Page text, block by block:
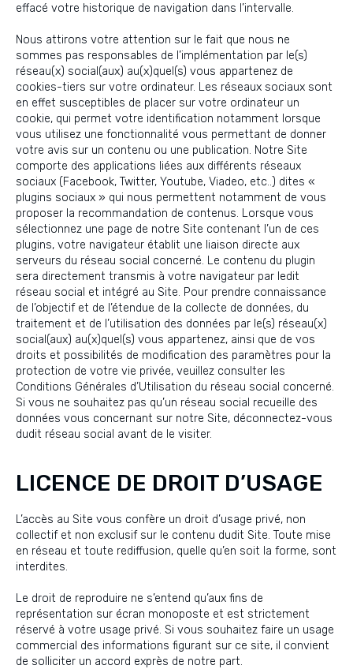
effacé votre historique de navigation dans l’intervalle.
Nous attirons votre attention sur le fait que nous ne
sommes pas responsables de l’implémentation par le(s)
réseau(x) social(aux) au(x)quel(s) vous appartenez de
cookies-tiers sur votre ordinateur. Les réseaux sociaux sont
en effet susceptibles de placer sur votre ordinateur un
cookie, qui permet votre identification notamment lorsque
vous utilisez une fonctionnalité vous permettant de donner
votre avis sur un contenu ou une publication. Notre Site
comporte des applications liées aux différents réseaux
sociaux (Facebook, Twitter, Youtube, Viadeo, etc..) dites «
plugins sociaux » qui nous permettent notamment de vous
proposer la recommandation de contenus. Lorsque vous
sélectionnez une page de notre Site contenant l’un de ces
plugins, votre navigateur établit une liaison directe aux
serveurs du réseau social concerné. Le contenu du plugin
sera directement transmis à votre navigateur par ledit
réseau social et intégré au Site. Pour prendre connaissance
de l’objectif et de l’étendue de la collecte de données, du
traitement et de l’utilisation des données par le(s) réseau(x)
social(aux) au(x)quel(s) vous appartenez, ainsi que de vos
droits et possibilités de modification des paramètres pour la
protection de votre vie privée, veuillez consulter les
Conditions Générales d’Utilisation du réseau social concerné.
Si vous ne souhaitez pas qu’un réseau social recueille des
données vous concernant sur notre Site, déconnectez-vous
dudit réseau social avant de le visiter.
LICENCE DE DROIT D’USAGE
L’accès au Site vous confère un droit d’usage privé, non
collectif et non exclusif sur le contenu dudit Site. Toute mise
en réseau et toute rediffusion, quelle qu’en soit la forme, sont
interdites.
Le droit de reproduire ne s’entend qu’aux fins de
représentation sur écran monoposte et est strictement
réservé à votre usage privé. Si vous souhaitez faire un usage
commercial des informations figurant sur ce site, il convient
de solliciter un accord exprès de notre part.